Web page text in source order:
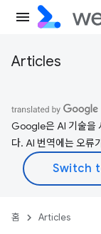
Articles
Google은 AI 기술을
다. AI 번역에는 오류
홈 Articles